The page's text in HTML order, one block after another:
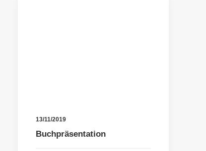
13/11/2019
Buchpräsentation